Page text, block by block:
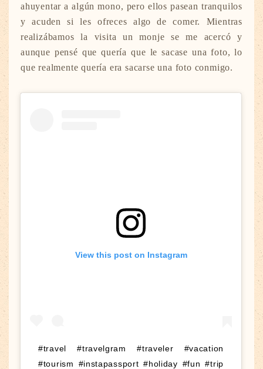
ahuyentar a algún mono, pero ellos pasean tranquilos
y acuden si les ofreces algo de comer. Mientras
realizábamos la visita un monje se me acercó y
aunque pensé que quería que le sacase una foto, lo
que realmente quería era sacarse una foto conmigo.
View this post on Instagram
#travel #travelgram #traveler #vacation
#tourism #instapassport #holiday #fun #trip